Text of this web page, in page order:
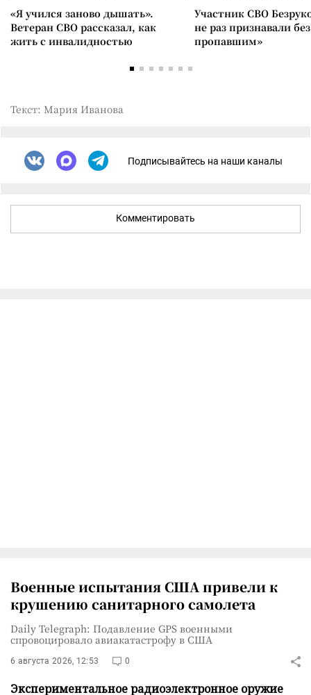
«Я учился заново дышать».
Ветеран СВО рассказал, как
жить с инвалидностью
Участник СВО
не раз признавали
пропавшим»
Текст: Мария Иванова
Подписывайтесь на наши каналы
Комментировать
Военные испытания США привели к
крушению санитарного самолета
Daily Telegraph: Подавление GPS военными
спровоцировало авиакатастрофу в США
6 августа 2026, 12:53 0
Экспериментальное радиоэлектронное оружие